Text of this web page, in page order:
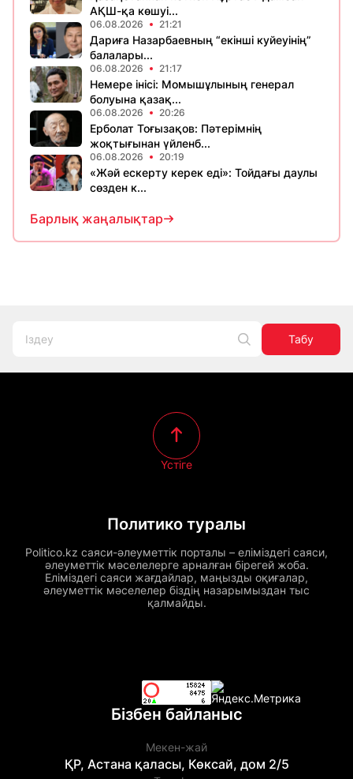
АҚШ-қа көшуі...
06.08.2026 21:21
Дариға Назарбаевның “екінші куйеуінің”
балалары...
06.08.2026 21:17
Немере інісі: Момышұлының генерал
болуына қазақ...
06.08.2026 20:26
Ерболат Тоғызақов: Пәтерімнің
жоқтығынан үйленб...
06.08.2026 20:19
«Жәй ескерту керек еді»: Тойдағы даулы
сөзден к...
Барлық жаңалықтар
Табу
Политико туралы
Politico.kz саяси-әлеуметтік порталы – еліміздегі саяси,
әлеуметтік мәселелерге арналған бірегей жоба.
Еліміздегі саяси жағдайлар, маңызды оқиғалар,
әлеуметтік мәселелер біздің назарымыздан тыс
қалмайды.
Үстіге
Бізбен байланыс
Мекен-жай
ҚР, Астана қаласы, Көксай, дом 2/5